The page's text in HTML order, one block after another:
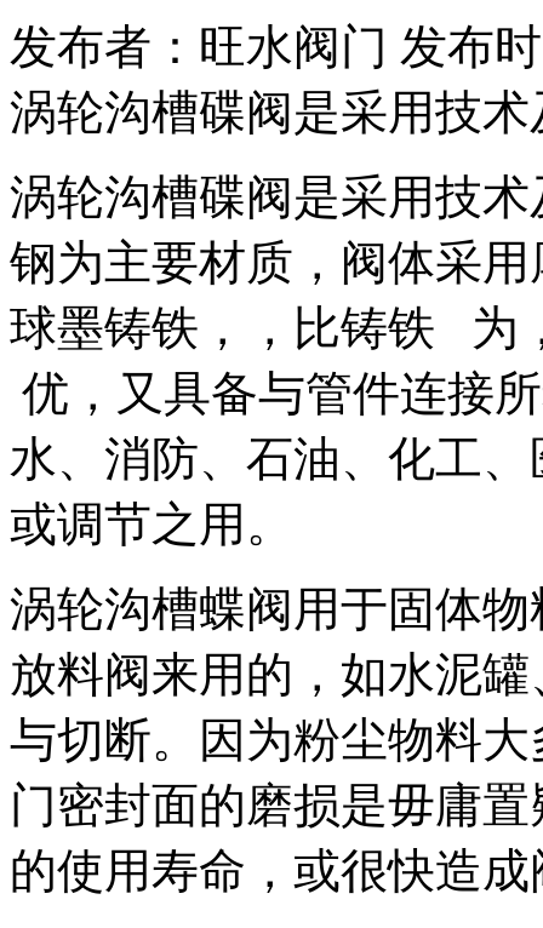
发布者：旺水阀门 发布
涡轮沟槽碟阀是采用技
涡轮沟槽碟阀是采用技
钢为主要材质，阀体采
球墨铸铁，，比铸铁
优，又具备与管件连接
水、消防、石油、化工
或调节之用。
涡轮沟槽蝶阀用于固体
放料阀来用的，如水泥
与切断。因为粉尘物料
门密封面的磨损是毋庸
的使用寿命，或很快造